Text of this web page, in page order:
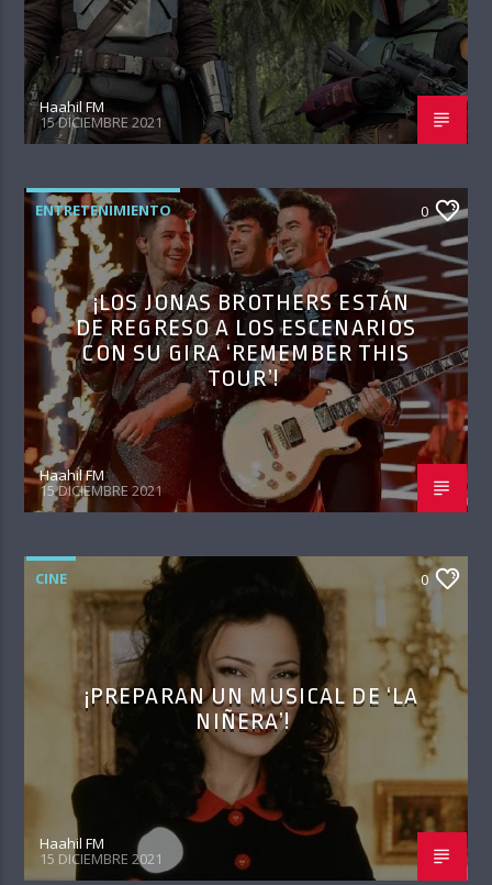
Haahil FM
15 DICIEMBRE 2021
ENTRETENIMIENTO 0
¡LOS JONAS BROTHERS ESTÁN
DE REGRESO A LOS ESCENARIOS
CON SU GIRA ‘REMEMBER THIS
TOUR’!
Haahil FM
15 DICIEMBRE 2021
CINE 0
¡PREPARAN UN MUSICAL DE ‘LA
NIÑERA’!
Haahil FM
15 DICIEMBRE 2021